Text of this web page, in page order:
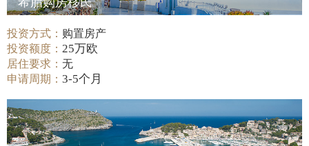
投资方式： 购置房产
投资额度： 25万欧
居住要求：无
申请周期：3-5个月